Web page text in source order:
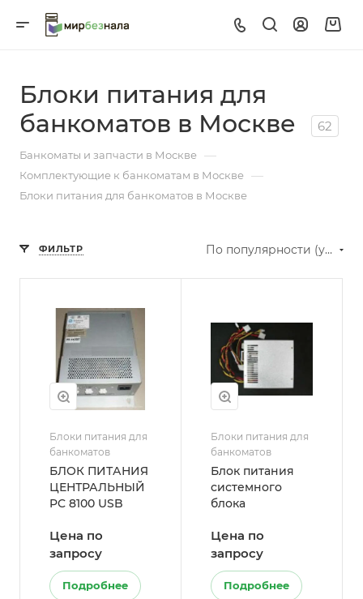
Блоки питания для
банкоматов в Москве
62
Банкоматы и запчасти в Москве —
Комплектующие к банкоматам в Москве —
Блоки питания для банкоматов в Москве
ФИЛЬТР По популярности (убывание)
Блоки питания для
банкоматов
БЛОК ПИТАНИЯ
ЦЕНТРАЛЬНЫЙ
PC 8100 USB
Цена по
запросу
Подробнее
Блоки питания для
банкоматов
Блок питания
системного
блока
Цена по
запросу
Подробнее